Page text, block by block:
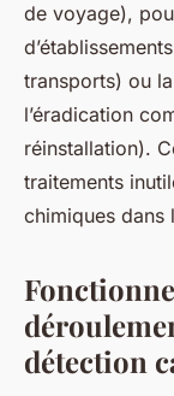
de voyage),
transports) ou
l’éradication
réinstallation).
traitements
chimiques dans
détection